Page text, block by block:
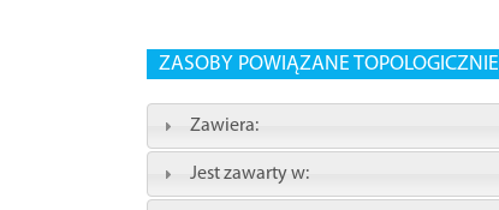
ZASOBY POWIĄZANE TOPOLOGICZNIE
Zawiera:
Jest zawarty w: